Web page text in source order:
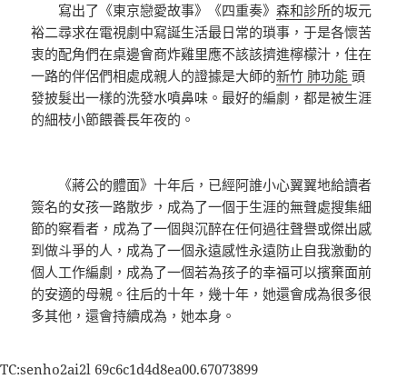
寫出了《東京戀愛故事》《四重奏》森和診所的坂元
裕二尋求在電視劇中寫誕生活最日常的瑣事，于是各懷苦
衷的配角們在桌邊會商炸雞里應不該該擠進檸檬汁，住在
一路的伴侶們相處成親人的證據是大師的新竹 肺功能頭
發披髮出一樣的洗發水噴鼻味。最好的編劇，都是被生涯
的細枝小節餵養長年夜的。
《蔣公的體面》十年后，已經阿誰小心翼翼地給讀者
簽名的女孩一路散步，成為了一個于生涯的無聲處搜集細
節的察看者，成為了一個與沉醉在任何過往聲譽或傑出感
到做斗爭的人，成為了一個永遠感性永遠防止自我激動的
個人工作編劇，成為了一個若為孩子的幸福可以擯棄面前
的安適的母親。往后的十年，幾十年，她還會成為很多很
多其他，還會持續成為，她本身。
TC:senho2ai2l 69c6c1d4d8ea00.67073899